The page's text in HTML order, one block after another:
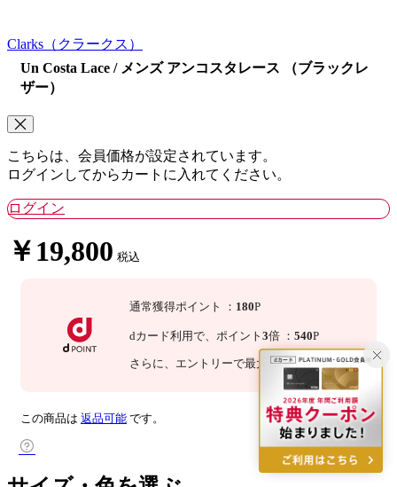
Clarks （クラークス）
Un Costa Lace / メンズ アンコスタレース （ブラックレ
ザー）
こちらは、会員価格が設定されています。
ログインしてからカートに入れてください。
ログイン
￥19,800 税込
通常獲得ポイント ： 180P
dカード利用で、 ポイント3倍 ：540P
さらに 、エントリーで最大 10 倍！詳細
この商品は 返品可能 です。